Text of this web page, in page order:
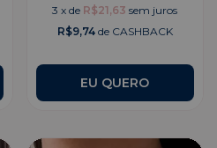
3 xde R$21,63 sem juros
R$9,74de CASHBACK